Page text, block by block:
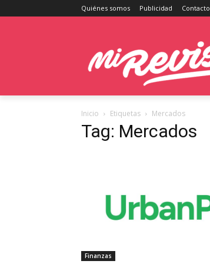
Quiénes somos Publicidad Contacto
Inicio Etiquetas Mercados
Tag: Mercados
Finanzas